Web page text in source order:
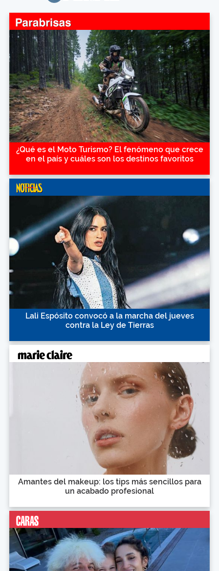
¿Qué es el Moto Turismo? El fenómeno que crece
en el país y cuáles son los destinos favoritos
Lali Espósito convocó a la marcha del jueves
contra la Ley de Tierras
Amantes del makeup: los tips más sencillos para
un acabado profesional